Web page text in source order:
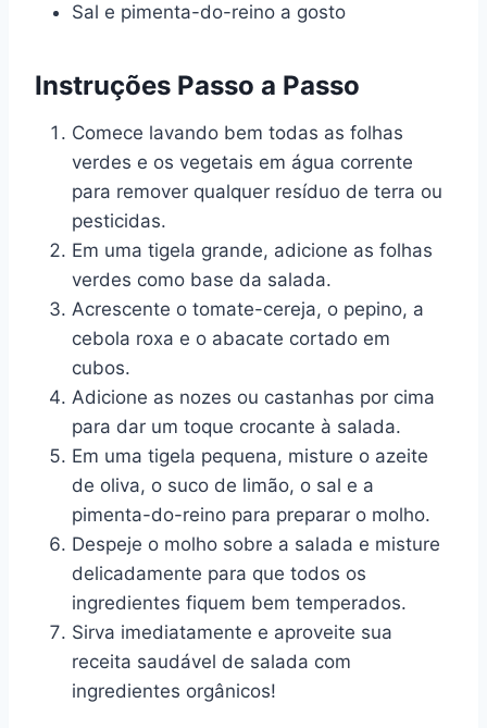
Sal e pimenta-do-reino a gosto
Instruções Passo a Passo
Comece lavando bem todas as folhas
verdes e os vegetais em água corrente
para remover qualquer resíduo de terra ou
pesticidas.
Em uma tigela grande, adicione as folhas
verdes como base da salada.
Acrescente o tomate-cereja, o pepino, a
cebola roxa e o abacate cortado em
cubos.
Adicione as nozes ou castanhas por cima
para dar um toque crocante à salada.
Em uma tigela pequena, misture o azeite
de oliva, o suco de limão, o sal e a
pimenta-do-reino para preparar o molho.
Despeje o molho sobre a salada e misture
delicadamente para que todos os
ingredientes fiquem bem temperados.
Sirva imediatamente e aproveite sua
receita saudável de salada com
ingredientes orgânicos!